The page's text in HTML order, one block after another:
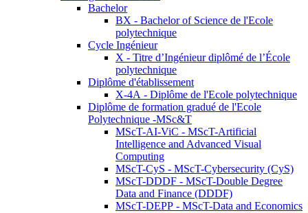
Bachelor
BX - Bachelor of Science de l'Ecole
polytechnique
Cycle Ingénieur
X - Titre d’Ingénieur diplômé de l’École
polytechnique
Diplôme d'établissement
X-4A - Diplôme de l'Ecole polytechnique
Diplôme de formation gradué de l'Ecole
Polytechnique -MSc&T
MScT-AI-ViC - MScT-Artificial
Intelligence and Advanced Visual
Computing
MScT-CyS - MScT-Cybersecurity (CyS)
MScT-DDDF - MScT-Double Degree
Data and Finance (DDDF)
MScT-DEPP - MScT-Data and Economics